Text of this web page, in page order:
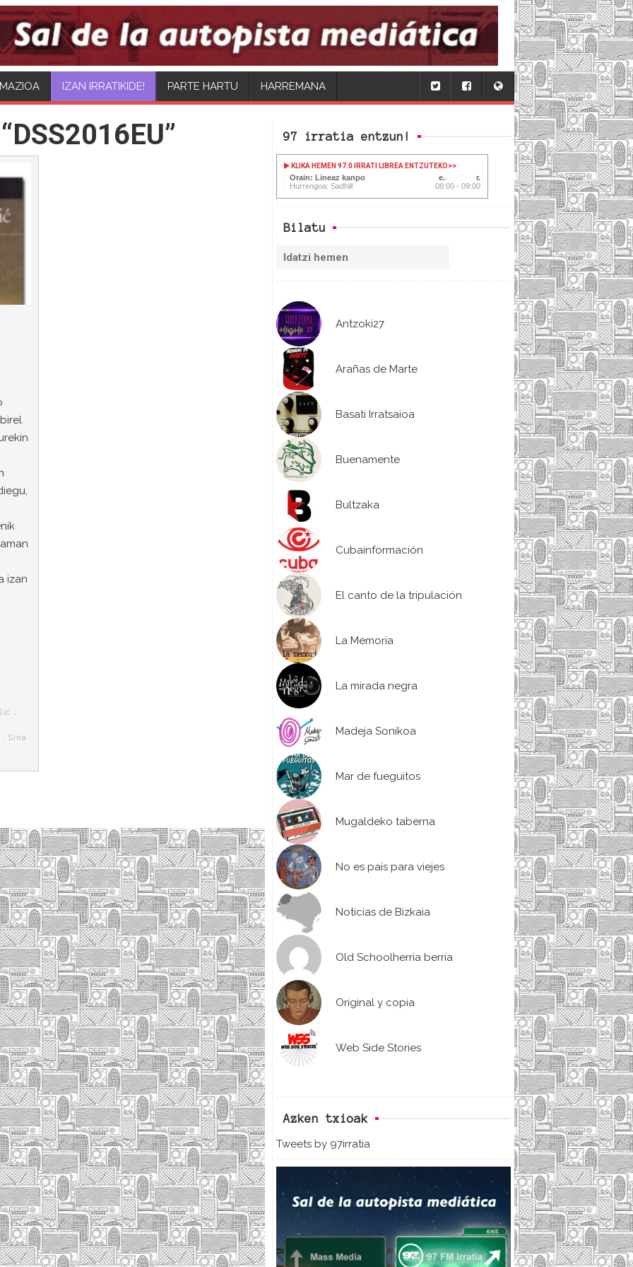
PARTE HARTU HARREMANA
97 irratia entzun!
KLIKA HEMEN 97.0 IRRATI LIBREA ENTZUTEKO>>
Orain: Lineaz kanpo
Hurrengoa: Sadhill
08:00 - 09:00
Bilatu
Antzoki27
Arañas de Marte
Basati Irratsaioa
Buenamente
Bultzaka
Cubainformación
El canto de la tripulación
La Memoria
La mirada negra
Madeja Sonikoa
Mar de fueguitos
Mugaldeko taberna
No es país para viejes
Noticias de Bizkaia
Old Schoolherria berria
Original y copia
Web Side Stories
Azken txioak
Tweets by 97irratia
izan
Siria